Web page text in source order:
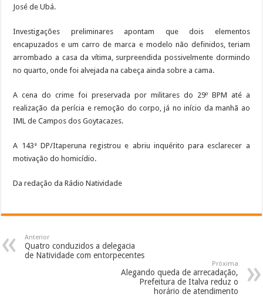
José de Ubá.
Investigações preliminares apontam que dois elementos
encapuzados e um carro de marca e modelo não definidos, teriam
arrombado a casa da vítima, surpreendida possivelmente dormindo
no quarto, onde foi alvejada na cabeça ainda sobre a cama.
A cena do crime foi preservada por militares do 29º BPM até a
realização da perícia e remoção do corpo, já no início da manhã ao
IML de Campos dos Goytacazes.
A 143ª DP/Itaperuna registrou e abriu inquérito para esclarecer a
motivação do homicídio.
Da redação da Rádio Natividade
Anterior
Quatro conduzidos a delegacia
de Natividade com entorpecentes
Próxima
Alegando queda de arrecadação,
Prefeitura de Italva reduz o
horário de atendimento